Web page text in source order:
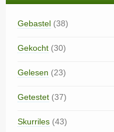
Gebastel (38)
Gekocht (30)
Gelesen (23)
Getestet (37)
Skurriles (43)